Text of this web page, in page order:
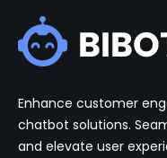
Enhance customer
chatbot solutions.
and elevate user